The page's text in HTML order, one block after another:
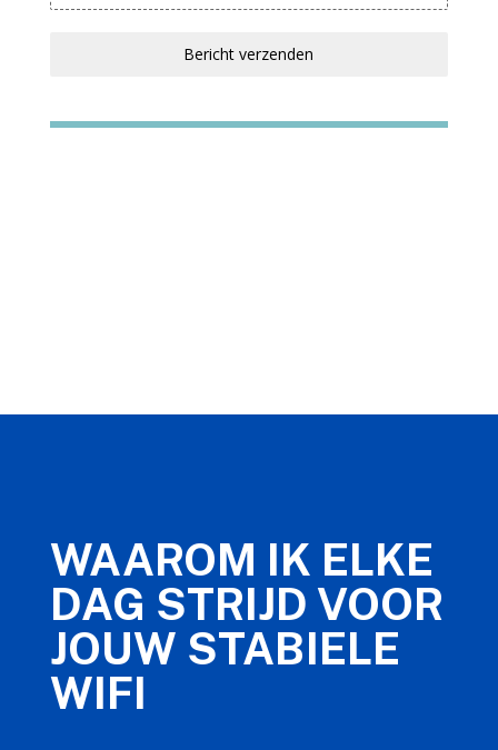
Bericht verzenden
WAAROM IK ELKE
DAG STRIJD VOOR
JOUW STABIELE
WIFI